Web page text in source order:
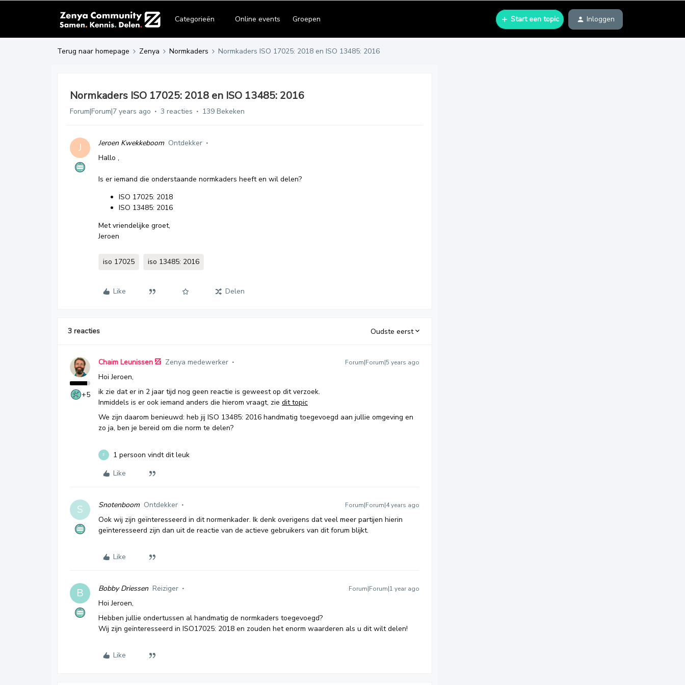
Categorieën Online events Groepen Start een topic Inloggen
Terug naar homepage Zenya Normkaders Normkaders ISO 17025: 2018 en ISO 13485: 2016
Normkaders ISO 17025: 2018 en ISO 13485: 2016
Forum|Forum|7 years ago 3 reacties 139 Bekeken
J Jeroen Kwekkeboom Ontdekker
Hallo ,
Is er iemand die onderstaande normkaders heeft en wil delen?
ISO 17025: 2018
ISO 13485: 2016
Met vriendelijke groet,
Jeroen
iso 17025 iso 13485: 2016
Like Delen
3 reacties Oudste eerst
+5
Chaim Leunissen Zenya medewerker Forum|Forum|5 years ago
Hoi Jeroen,
ik zie dat er in 2 jaar tijd nog geen reactie is geweest op dit verzoek.
Inmiddels is er ook iemand anders die hierom vraagt, zie dit topic
We zijn daarom benieuwd: heb jij ISO 13485: 2016 handmatig toegevoegd aan jullie omgeving en
zo ja, ben je bereid om die norm te delen?
F
1 persoon vindt dit leuk
Like
S Snotenboom Ontdekker Forum|Forum|4 years ago
Ook wij zijn geïnteresseerd in dit normenkader. Ik denk overigens dat veel meer partijen hierin
geïnteresseerd zijn dan uit de reactie van de actieve gebruikers van dit forum blijkt.
Like
B Bobby Driessen Reiziger Forum|Forum|1 year ago
Hoi Jeroen,
Hebben jullie ondertussen al handmatig de normkaders toegevoegd?
Wij zijn geïnteresseerd in ISO17025: 2018 en zouden het enorm waarderen als u dit wilt delen!
Like